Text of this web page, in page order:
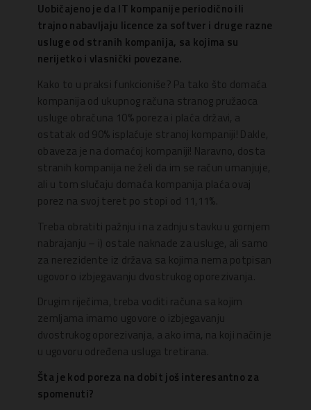
Uobičajeno je da IT kompanije periodično ili
trajno nabavljaju licence za softver i druge razne
usluge od stranih kompanija, sa kojima su
nerijetko i vlasnički povezane.
Kako to u praksi funkcioniše? Pa tako što domaća
kompanija od ukupnog računa stranog pružaoca
usluge obračuna 10% poreza i plaća državi, a
ostatak od 90% isplaćuje stranoj kompaniji! Dakle,
obaveza je na domaćoj kompaniji! Naravno, dosta
stranih kompanija ne želi da im se račun umanjuje,
ali u tom slučaju domaća kompanija plaća ovaj
porez na svoj teret po stopi od 11,11%.
Treba obratiti pažnju i na zadnju stavku u gornjem
nabrajanju – i) ostale naknade za usluge, ali samo
za nerezidente iz država sa kojima nema potpisan
ugovor o izbjegavanju dvostrukog oporezivanja.
Drugim riječima, treba voditi računa sa kojim
zemljama imamo ugovore o izbjegavanju
dvostrukog oporezivanja, a ako ima, na koji način je
u ugovoru određena usluga tretirana.
Šta je kod poreza na dobit još interesantno za
spomenuti?